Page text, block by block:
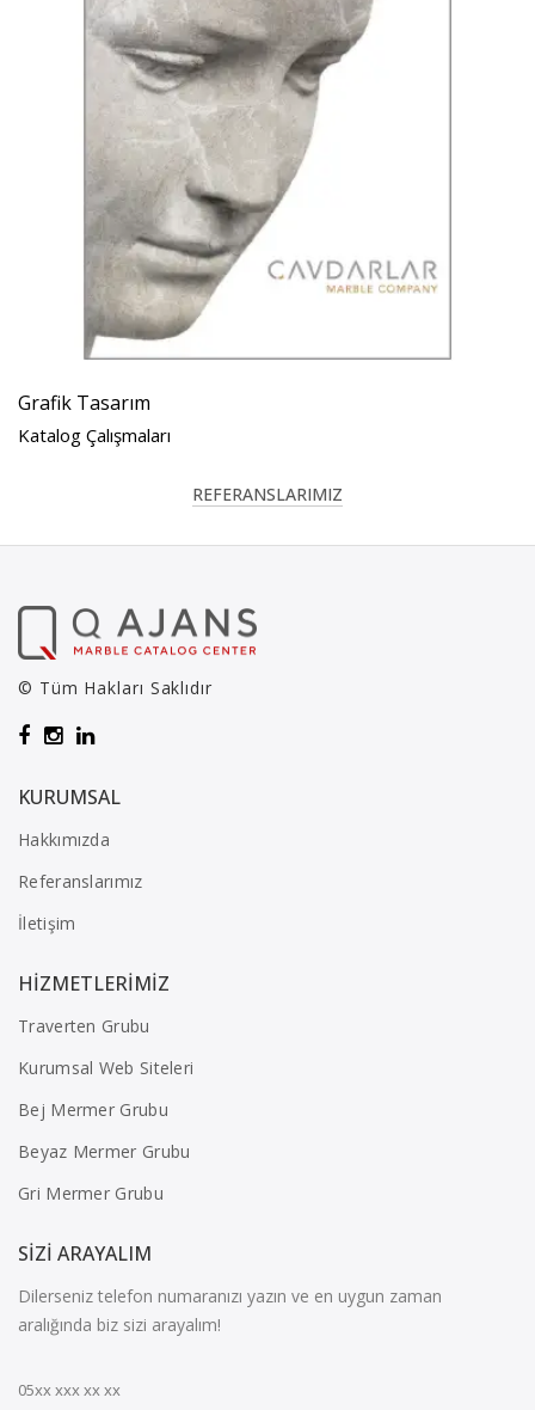
Grafik Tasarım
Katalog Çalışmaları
REFERANSLARIMIZ
© Tüm Hakları Saklıdır
KURUMSAL
Hakkımızda
Referanslarımız
İletişim
HIZMETLERIMIZ
Traverten Grubu
Kurumsal Web Siteleri
Bej Mermer Grubu
Beyaz Mermer Grubu
Gri Mermer Grubu
SIZI ARAYALIM
Dilerseniz telefon numaranızı yazın ve en uygun zaman
aralığında biz sizi arayalım!